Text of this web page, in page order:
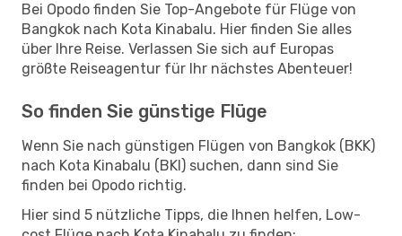
Bei Opodo finden Sie Top-Angebote für Flüge von
Bangkok nach Kota Kinabalu. Hier finden Sie alles
über Ihre Reise. Verlassen Sie sich auf Europas
größte Reiseagentur für Ihr nächstes Abenteuer!
So finden Sie günstige Flüge
Wenn Sie nach günstigen Flügen von Bangkok (BKK)
nach Kota Kinabalu (BKI) suchen, dann sind Sie
finden bei Opodo richtig.
Hier sind 5 nützliche Tipps, die Ihnen helfen, Low-